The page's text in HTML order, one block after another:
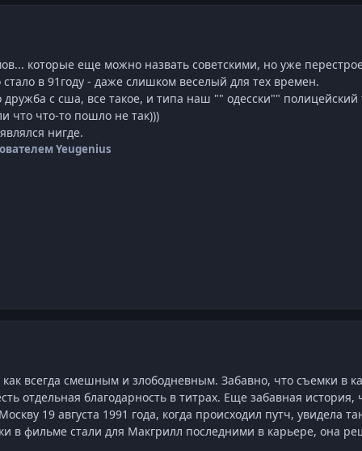
которые еще можно назвать советскими, но уже
в 91году - даже слишком веселый для тех времен.
с сша, все такое, и типа наш "" одесски""
что что-то пошло не так)))
нигде.
Yeugenius
всегда смешным и злободневным. Забавно, что съемки в
отдельная благодарность в титрах. Еще забавная
19 августа 1991 года, когда происходил путч, увидела
в фильме стали для Макгрилл последними в карьере, она